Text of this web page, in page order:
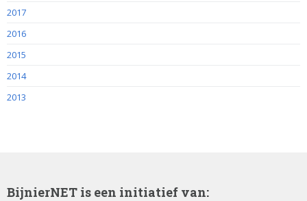
2017
2016
2015
2014
2013
BijnierNET is een initiatief van: